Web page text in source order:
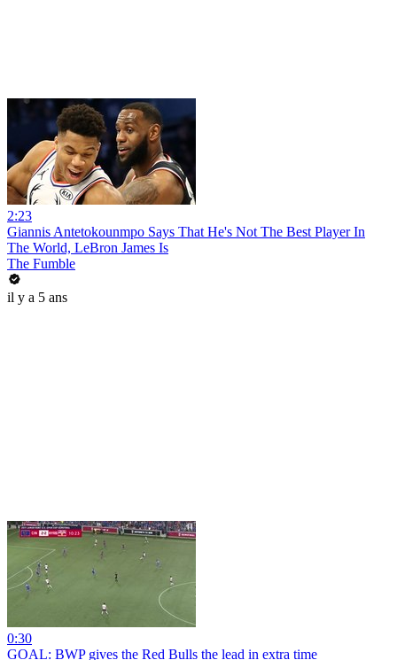
2:23
Giannis Antetokounmpo Says That He's Not The Best Player In
The World, LeBron James Is
The Fumble
il y a 5 ans
0:30
GOAL: BWP gives the Red Bulls the lead in extra time